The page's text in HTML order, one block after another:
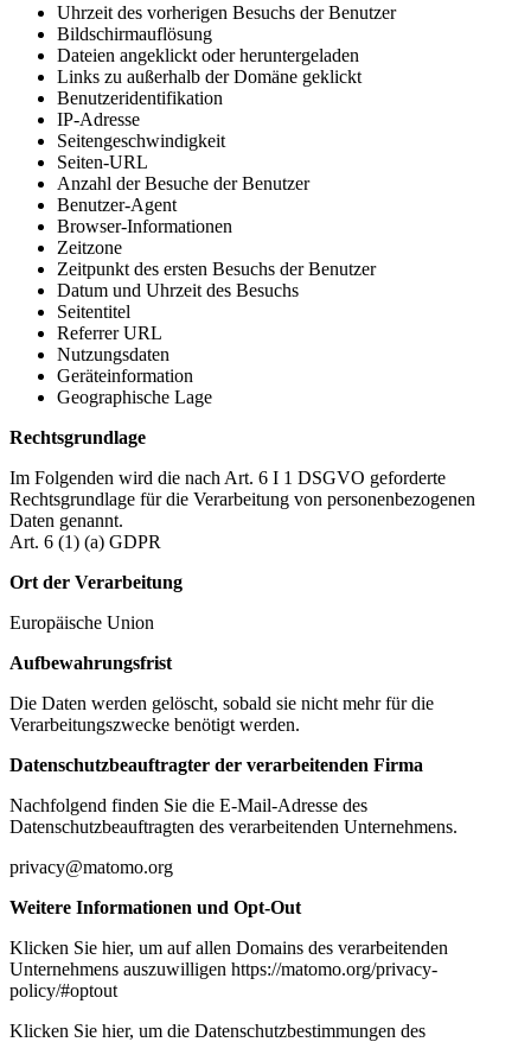
Uhrzeit des vorherigen Besuchs der Benutzer
Bildschirmauflösung
Dateien angeklickt oder heruntergeladen
Links zu außerhalb der Domäne geklickt
Benutzeridentifikation
IP-Adresse
Seitengeschwindigkeit
Seiten-URL
Anzahl der Besuche der Benutzer
Benutzer-Agent
Browser-Informationen
Zeitzone
Zeitpunkt des ersten Besuchs der Benutzer
Datum und Uhrzeit des Besuchs
Seitentitel
Referrer URL
Nutzungsdaten
Geräteinformation
Geographische Lage
Rechtsgrundlage
Im Folgenden wird die nach Art. 6 I 1 DSGVO geforderte
Rechtsgrundlage für die Verarbeitung von personenbezogenen
Daten genannt.
Art. 6 (1) (a) GDPR
Ort der Verarbeitung
Europäische Union
Aufbewahrungsfrist
Die Daten werden gelöscht, sobald sie nicht mehr für die
Verarbeitungszwecke benötigt werden.
Datenschutzbeauftragter der verarbeitenden Firma
Nachfolgend finden Sie die E-Mail-Adresse des
Datenschutzbeauftragten des verarbeitenden Unternehmens.
privacy@matomo.org
Weitere Informationen und Opt-Out
Klicken Sie hier, um auf allen Domains des verarbeitenden
Unternehmens auszuwilligen https://matomo.org/privacy-
policy/#optout
Klicken Sie hier, um die Datenschutzbestimmungen des